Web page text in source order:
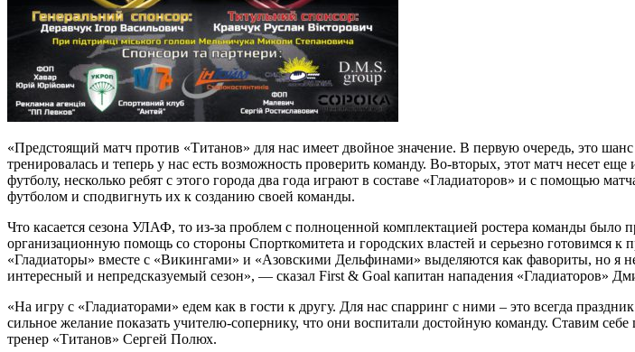
«Предстоящий матч против «Титанов» для нас имеет двойное значение. В первую очередь, это
тренировалась и теперь у нас есть возможность проверить команду. Во-вторых, этот матч несет
футболу, несколько ребят с этого города два года играют в составе «Гладиаторов» и с помощью
футболом и сподвигнуть их к созданию своей команды.
Что касается сезона УЛАФ, то из-за проблем с полноценной комплектацией ростера команды
организационную помощь со стороны Спорткомитета и городских властей и серьезно готовимся
«Гладиаторы» вместе с «Викингами» и «Азовскими Дельфинами» выделяются как фавориты, но я
интересный и непредсказуемый сезон», — сказал First & Goal капитан нападения «Гладиаторов»
«На игру с «Гладиаторами» едем как в гости к другу. Для нас спарринг с ними – это всегда
сильное желание показать учителю-сопернику, что они воспитали достойную команду. Ставим
тренер «Титанов» Сергей Полюх.